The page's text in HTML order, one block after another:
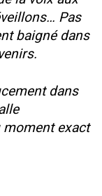
Pas
baigné dans
dans
moment exact